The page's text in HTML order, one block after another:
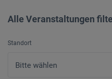
Alle Veranstaltungen
Standort